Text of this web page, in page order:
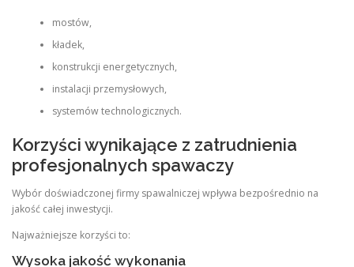
mostów,
kładek,
konstrukcji energetycznych,
instalacji przemysłowych,
systemów technologicznych.
Korzyści wynikające z zatrudnienia
profesjonalnych spawaczy
Wybór doświadczonej firmy spawalniczej wpływa bezpośrednio na
jakość całej inwestycji.
Najważniejsze korzyści to:
Wysoka jakość wykonania